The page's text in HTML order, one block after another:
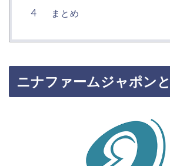
まとめ
ニナファームジャポン